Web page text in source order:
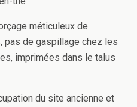
méticuleux de
pas de gaspillage chez les
imprimées dans le talus
du site ancienne et